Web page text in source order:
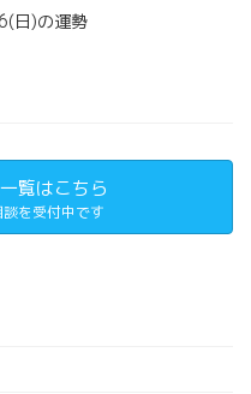
日)の運勢
覧はこちら
を受付中です